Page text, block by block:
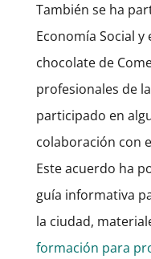
También se ha
Economía Social
chocolate de
profesionales de
participado en
colaboración con
Este acuerdo ha
guía informativa
la ciudad,
formación para